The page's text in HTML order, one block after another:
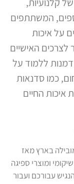
המשתתפים
איכות
האישיים
ללמוד על
כמו סדנאות
החיים
בארץ מאז
ומוצרי ספיגה
עבורכם ועבור